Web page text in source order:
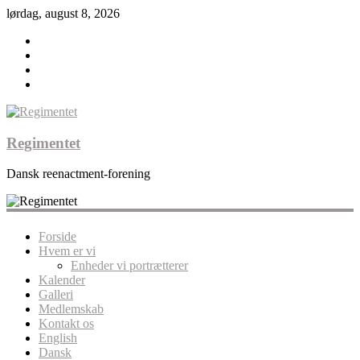
lørdag, august 8, 2026
Regimentet
Dansk reenactment-forening
Forside
Hvem er vi
Enheder vi portrætterer
Kalender
Galleri
Medlemskab
Kontakt os
English
Dansk